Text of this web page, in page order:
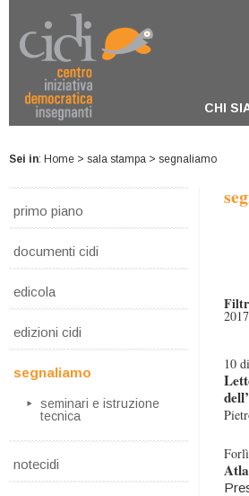
CHI
Sei in: Home > sala stampa > segnaliamo
primo piano
documenti cidi
edicola
edizioni cidi
segnaliamo
seminari e istruzione
tecnica
notecidi
2017
10